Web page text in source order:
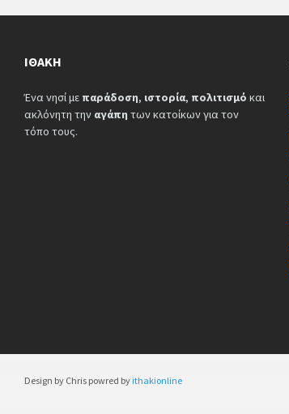
ΙΘΆΚΗ
Ένα νησί με παράδοση, ιστορία, πολιτισμό και
ακλόνητη την αγάπη των κατοίκων για τον
τόπο τους.
Design by Chris powred by ithakionline